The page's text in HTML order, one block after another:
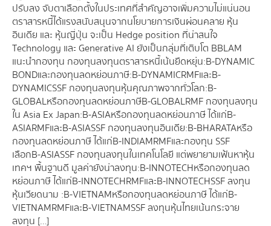
ปรับลง จับตาเลือกตั้งในประเทศที่สำคัญอาจเพิ่มความไม่แน่นอน
ตราสารหนี้ได้แรงสนับสนุนจากนโยบายการเงินผ่อนคลาย หุ้น
อินเดีย และ หุ้นญี่ปุ่น จะเป็น Hedge position ที่น่าสนใจ
Technology และ Generative AI ยังเป็นกลุ่มที่เติบโต BBLAM
แนะนำกองทุน กองทุนลงทุนตราสารหนี้เน้นยืดหยุ่น : B-DYNAMIC
BOND และ กองทุนลดหย่อนภาษี : B-DYNAMICRMF และ B-
DYNAMICSSF กองทุนลงทุนหุ้นคุณภาพจากทั่วโลก : B-
GLOBAL หรือกองทุนลดหย่อนภาษี B-GLOBALRMF กองทุนลงทุน
ใน Asia Ex Japan : B-ASIA หรือกองทุนลดหย่อนภาษี ได้แก่ B-
ASIARMF และ B-ASIASSF กองทุนลงทุนอินเดีย : B-BHARATA หรือ
กองทุนลดหย่อนภาษี ได้แก่ B-INDIAMRMF และกองทุน SSF
เลือก B-ASIASSF กองทุนลงทุนในเทคโนโลยี แต่พยายามเฟ้นหาหุ้น
เทคฯ พื้นฐานดี มูลค่ายังน่าลงทุน : B-INNOTECH หรือกองทุนลด
หย่อนภาษี ได้แก่ B-INNOTECHRMF และ B-INNOTECHSSF ลงทุน
หุ้นเวียดนาม : B-VIETNAM หรือกองทุนลดหย่อนภาษี ได้แก่ B-
VIETNAMRMF และ B-VIETNAMSSF ลงทุนหุ้นไทยเน้นกระจาย
ลงทุน […]